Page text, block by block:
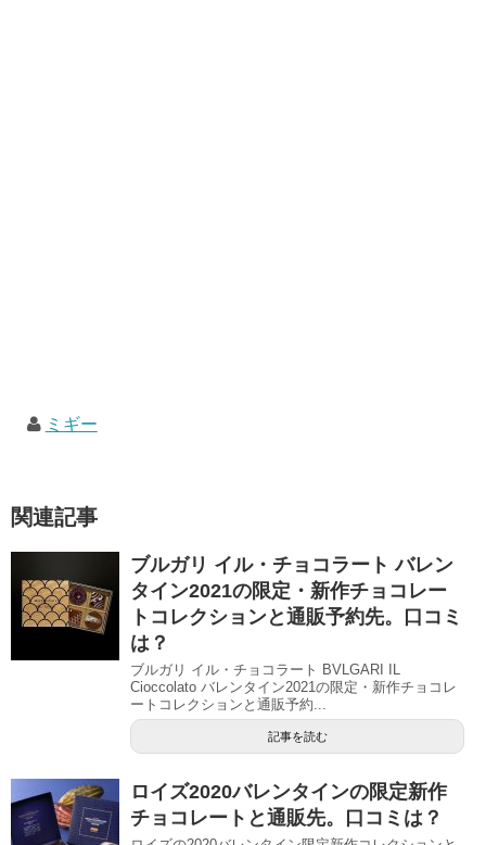
ミギー
関連記事
ブルガリ イル・チョコラート バレン
タイン2021の限定・新作チョコレー
トコレクションと通販予約先。口コミ
は？
ブルガリ イル・チョコラート BVLGARI IL
Cioccolato バレンタイン2021の限定・新作チョコレ
ートコレクションと通販予約...
記事を読む
ロイズ2020バレンタインの限定新作
チョコレートと通販先。口コミは？